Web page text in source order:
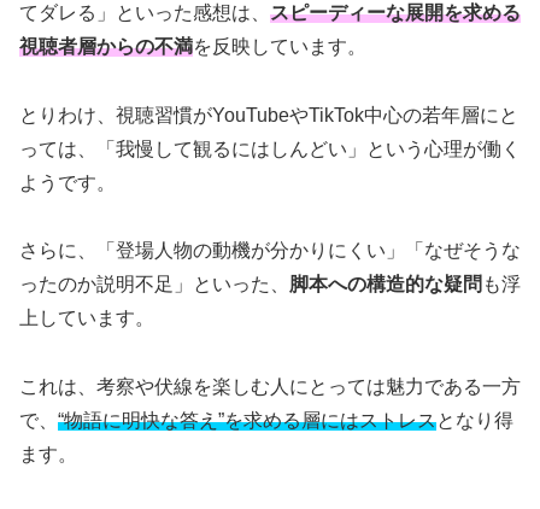
てダレる」といった感想は、 スピーディーな展開を求める
視聴者層からの不満を反映しています。
とりわけ、視聴習慣がYouTubeやTikTok中心の若年層にと
っては、「我慢して観るにはしんどい」という心理が働く
ようです。
さらに、「登場人物の動機が分かりにくい」「なぜそうな
ったのか説明不足」といった、 脚本への構造的な疑問 も浮
上しています。
これは、考察や伏線を楽しむ人にとっては魅力である一方
で、 “物語に明快な答え”を求める層にはストレスとなり得
ます。